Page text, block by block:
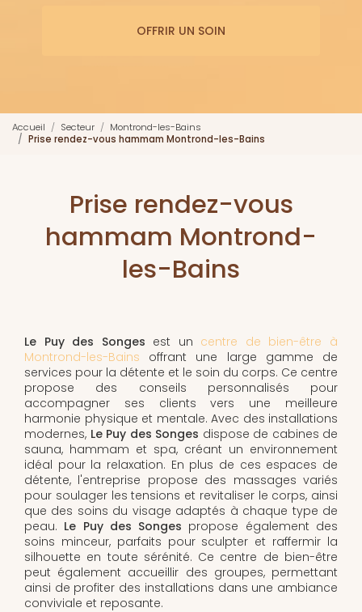
OFFRIR UN SOIN
Accueil Secteur
Montrond-les-Bains
Prise rendez-vous hammam Montrond-les-Bains
Prise rendez-vous
hammam Montrond-
les-Bains
Le Puy des Songes est un centre de bien-être à
Montrond-les-Bains offrant une large gamme de
services pour la détente et le soin du corps. Ce centre
propose des conseils personnalisés pour
accompagner ses clients vers une meilleure
harmonie physique et mentale. Avec des installations
modernes, Le Puy des Songes dispose de cabines de
sauna, hammam et spa, créant un environnement
idéal pour la relaxation. En plus de ces espaces de
détente, l'entreprise propose des massages variés
pour soulager les tensions et revitaliser le corps, ainsi
que des soins du visage adaptés à chaque type de
peau. Le Puy des Songes propose également des
soins minceur, parfaits pour sculpter et raffermir la
silhouette en toute sérénité. Ce centre de bien-être
peut également accueillir des groupes, permettant
ainsi de profiter des installations dans une ambiance
conviviale et reposante.